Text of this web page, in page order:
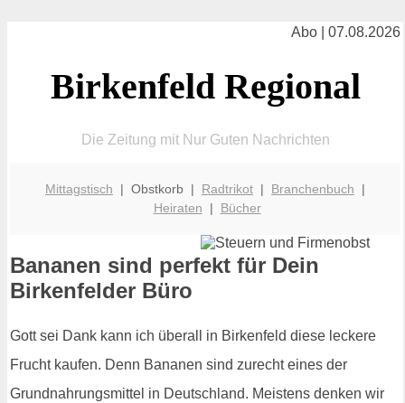
Abo | 07.08.2026
Birkenfeld Regional
Die Zeitung mit Nur Guten Nachrichten
Mittagstisch | Obstkorb | Radtrikot | Branchenbuch |
Heiraten | Bücher
Bananen sind perfekt für Dein
Birkenfelder Büro
Gott sei Dank kann ich überall in Birkenfeld diese leckere
Frucht kaufen. Denn Bananen sind zurecht eines der
Grundnahrungsmittel in Deutschland. Meistens denken wir